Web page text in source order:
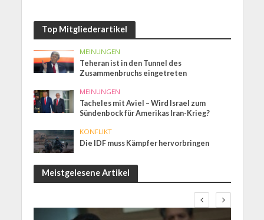
Top Mitgliederartikel
MEINUNGEN
Teheran ist in den Tunnel des
Zusammenbruchs eingetreten
MEINUNGEN
Tacheles mit Aviel – Wird Israel zum
Sündenbock für Amerikas Iran-Krieg?
KONFLIKT
Die IDF muss Kämpfer hervorbringen
Meistgelesene Artikel